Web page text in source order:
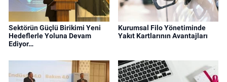
Sektörün Güçlü Birikimi Yeni
Hedeflerle Yoluna Devam
Ediyor…
Kurumsal Filo Yönetiminde
Yakıt Kartlarının Avantajları